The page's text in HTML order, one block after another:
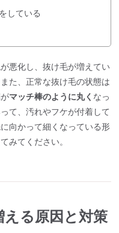
をしている
悪化し、抜け毛が増えてい
た、正常な抜け毛の状態は
がマッチ棒のように丸く なっ
て、汚れやフケが付着して
向かって細くなっている形
みてください。
る原因と対策